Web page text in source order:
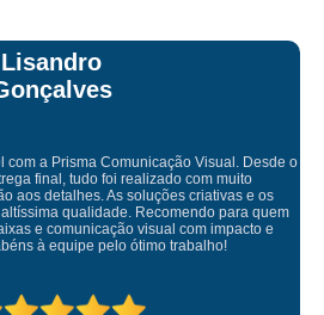
Empresa maravilhosa, entregue antes do prazo
ficou perfeita, indico de olhos